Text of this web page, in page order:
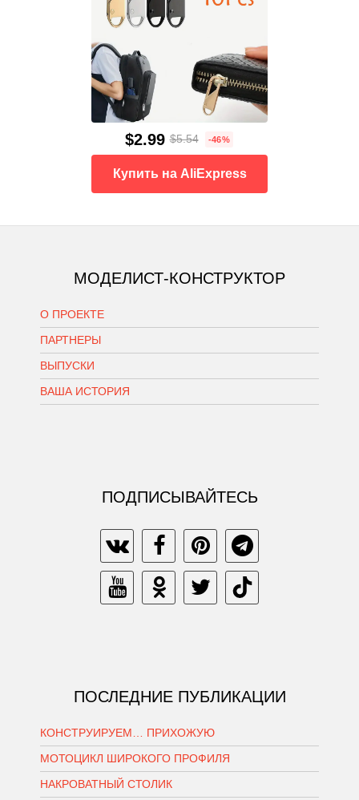
$2.99 $5.54 -46%
Купить на AliExpress
МОДЕЛИСТ-КОНСТРУКТОР
О ПРОЕКТЕ
ПАРТНЕРЫ
ВЫПУСКИ
ВАША ИСТОРИЯ
ПОДПИСЫВАЙТЕСЬ
ПОСЛЕДНИЕ ПУБЛИКАЦИИ
КОНСТРУИРУЕМ… ПРИХОЖУЮ
МОТОЦИКЛ ШИРОКОГО ПРОФИЛЯ
НАКРОВАТНЫЙ СТОЛИК